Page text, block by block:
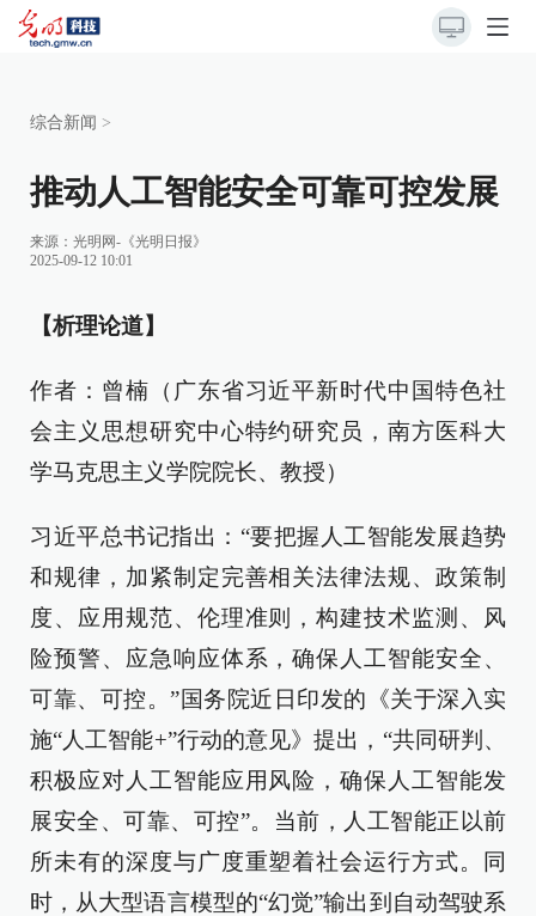
综合新闻 >
推动人工智能安全可靠可控发展
来源： 光明网-《光明日报》
2025-09-12 10:01
【析理论道】
作者：曾楠（广东省习近平新时代中国特色社
会主义思想研究中心特约研究员，南方医科大
学马克思主义学院院长、教授）
习近平总书记指出：“要把握人工智能发展趋势
和规律，加紧制定完善相关法律法规、政策制
度、应用规范、伦理准则，构建技术监测、风
险预警、应急响应体系，确保人工智能安全、
可靠、可控。”国务院近日印发的《关于深入实
施“人工智能+”行动的意见》提出，“共同研判、
积极应对人工智能应用风险，确保人工智能发
展安全、可靠、可控”。当前，人工智能正以前
所未有的深度与广度重塑着社会运行方式。同
时，从大型语言模型的“幻觉”输出到自动驾驶系